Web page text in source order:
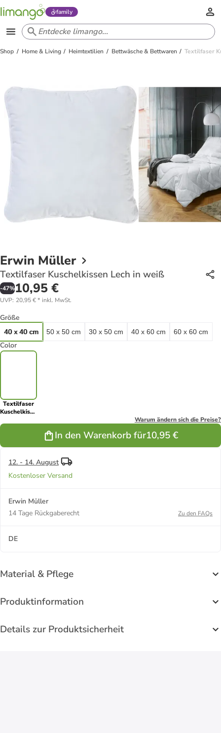
family
Shop Home & Living Heimtextilien Bettwäsche & Bettwaren Textilfaser
Erwin Müller
Textilfaser Kuschelkissen Lech in weiß
-47%10,95 €
UVP: 20,95 €* inkl. MwSt.
Größe
40 x 40 cm 50 x 50 cm 30 x 50 cm 40 x 60 cm 60 x 60 cm
Color
Textilfaser
Kuschelkissen
Warum ändern sich die Preise?
In den Warenkorb für10,95 €
12. - 14. August
Kostenloser Versand
Erwin Müller
14 Tage Rückgaberecht
Zu den FAQs
DE
Material & Pflege
Produktinformation
Details zur Produktsicherheit